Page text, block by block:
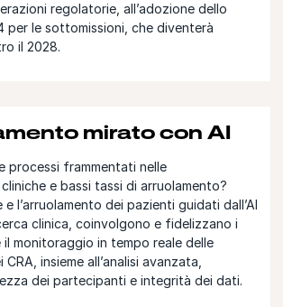
regolatorie, all’adozione dello
per le sottomissioni, che diventerà
il 2028.
mirato con AI
processi frammentati nelle
e bassi tassi di arruolamento?
e l’arruolamento dei pazienti guidati dall’AI
clinica, coinvolgono e fidelizzano i
monitoraggio in tempo reale delle
insieme all’analisi avanzata,
dei partecipanti e integrità dei dati.